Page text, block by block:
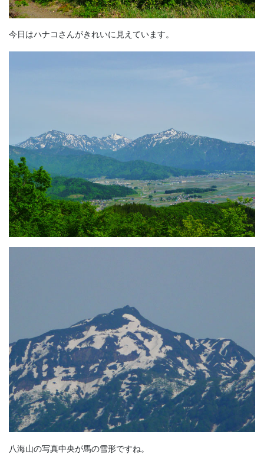
今日はハナコさんがきれいに見えています。
八海山の写真中央が馬の雪形ですね。